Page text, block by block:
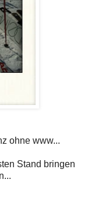
ohne www...
Stand bringen